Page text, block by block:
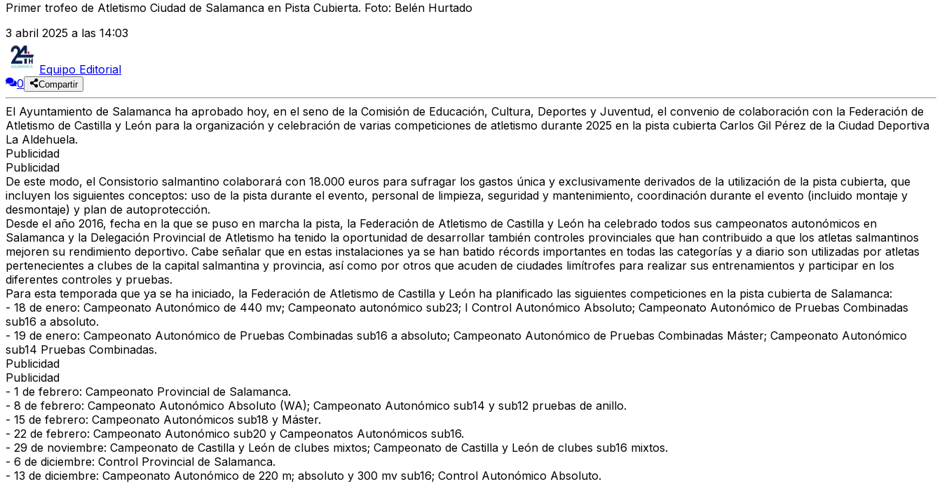
Primer trofeo de Atletismo Ciudad de Salamanca en Pista Cubierta. Foto: Belén Hurtado
3 abril 2025 a las 14:03
Equipo Editorial
0
Compartir
El Ayuntamiento de Salamanca ha aprobado hoy, en el seno de la Comisión de Educación, Cultura, Deportes y Juventud, el convenio de colaboración con la Federación de
Atletismo de Castilla y León para la organización y celebración de varias competiciones de atletismo durante 2025 en la pista cubierta Carlos Gil Pérez de la Ciudad Deportiva
La Aldehuela.
Publicidad
Publicidad
De este modo, el Consistorio salmantino colaborará con 18.000 euros para sufragar los gastos única y exclusivamente derivados de la utilización de la pista cubierta, que
incluyen los siguientes conceptos: uso de la pista durante el evento, personal de limpieza, seguridad y mantenimiento, coordinación durante el evento (incluido montaje y
desmontaje) y plan de autoprotección.
Desde el año 2016, fecha en la que se puso en marcha la pista, la Federación de Atletismo de Castilla y León ha celebrado todos sus campeonatos autonómicos en
Salamanca y la Delegación Provincial de Atletismo ha tenido la oportunidad de desarrollar también controles provinciales que han contribuido a que los atletas salmantinos
mejoren su rendimiento deportivo. Cabe señalar que en estas instalaciones ya se han batido récords importantes en todas las categorías y a diario son utilizadas por atletas
pertenecientes a clubes de la capital salmantina y provincia, así como por otros que acuden de ciudades limítrofes para realizar sus entrenamientos y participar en los
diferentes controles y pruebas.
Para esta temporada que ya se ha iniciado, la Federación de Atletismo de Castilla y León ha planificado las siguientes competiciones en la pista cubierta de Salamanca:
- 18 de enero: Campeonato Autonómico de 440 mv; Campeonato autonómico sub23; I Control Autonómico Absoluto; Campeonato Autonómico de Pruebas Combinadas
sub16 a absoluto.
- 19 de enero: Campeonato Autonómico de Pruebas Combinadas sub16 a absoluto; Campeonato Autonómico de Pruebas Combinadas Máster; Campeonato Autonómico
sub14 Pruebas Combinadas.
Publicidad
Publicidad
- 1 de febrero: Campeonato Provincial de Salamanca.
- 8 de febrero: Campeonato Autonómico Absoluto (WA); Campeonato Autonómico sub14 y sub12 pruebas de anillo.
- 15 de febrero: Campeonato Autonómicos sub18 y Máster.
- 22 de febrero: Campeonato Autonómico sub20 y Campeonatos Autonómicos sub16.
- 29 de noviembre: Campeonato de Castilla y León de clubes mixtos; Campeonato de Castilla y León de clubes sub16 mixtos.
- 6 de diciembre: Control Provincial de Salamanca.
- 13 de diciembre: Campeonato Autonómico de 220 m; absoluto y 300 mv sub16; Control Autonómico Absoluto.